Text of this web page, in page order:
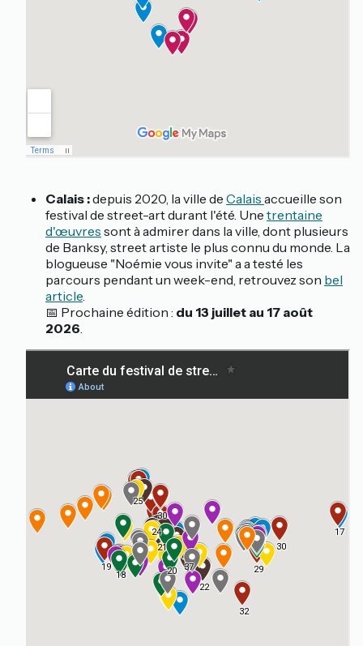
Calais :depuis 2020, la ville de Calais accueille son
festival de street-art durant l'été. Une trentaine
d'œuvres sont à admirer dans la ville, dont plusieurs
de Banksy, street artiste le plus connu du monde. La
blogueuse "Noémie vous invite" a a testé les
parcours pendant un week-end, retrouvez son bel
article.
📅 Prochaine édition : du 13 juillet au 17 août
2026.